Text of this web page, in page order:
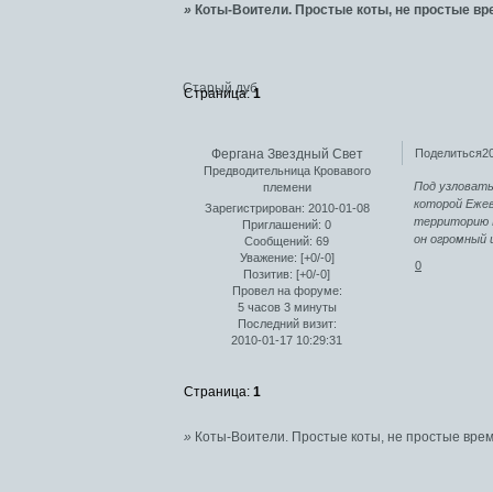
» Коты-Воители. Простые коты, не простые
Старый дуб
Страница:1
Поделиться
Фергана Звездный Свет
Предводительница Кровавого
племени
Зарегистрирован: 2010-01-08
Приглашений: 0
Сообщений: 69
Уважение: [+0/-0]
Позитив: [+0/-0]
Провел на форуме:
5 часов 3 минуты
Последний визит:
2010-01-17 10:29:31
Под
которой
территорию
он огромный
0
Страница:1
» Коты-Воители. Простые коты, не простые